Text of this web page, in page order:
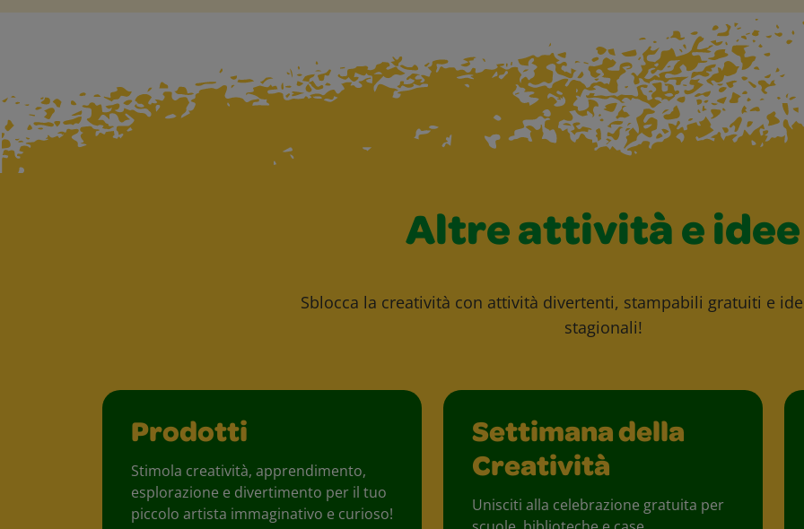
Altre attività e idee
Sblocca la creatività con attività divertenti, stampabili gratuiti e
stagionali!
Prodotti
Stimola creatività, apprendimento,
esplorazione e divertimento per il tuo
piccolo artista immaginativo e curioso!
Settimana della
Creatività
Unisciti alla celebrazione gratuita per